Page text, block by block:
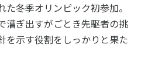
冬季オリンピック初参加。
漕ぎ出すがごとき先駆者の挑
を示す役割をしっかりと果た